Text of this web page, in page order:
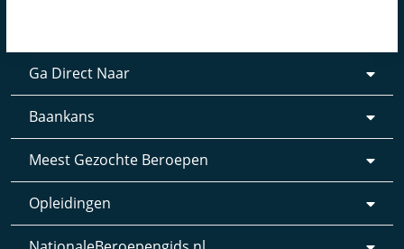
Ga Direct Naar
Baankans
Meest Gezochte Beroepen
Opleidingen